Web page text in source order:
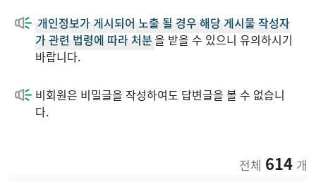
커뮤니티
개인정보가 게시되어 노출 될 경우 해당 게시물 작성자
가 관련 법령에 따라 처분을 받을 수 있으니 유의하시기
바랍니다.
비회원은 비밀글을 작성하여도 답변글을 볼 수 없습니
다.
전체 614 개